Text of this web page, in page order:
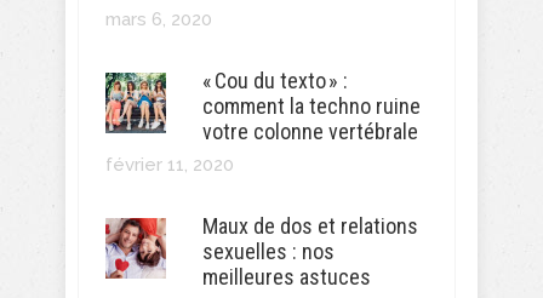
mars 6, 2020
« Cou du texto » :
comment la techno ruine
votre colonne vertébrale
février 11, 2020
Maux de dos et relations
sexuelles : nos
meilleures astuces